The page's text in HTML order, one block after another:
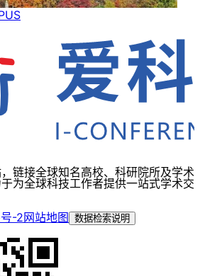
链接全球知名高校、科研院所及学术
为全球科技工作者提供一站式学术交
-2网站地图 数据检索说明